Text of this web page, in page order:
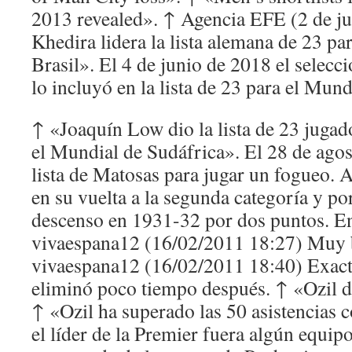
2013 revealed». ↑ Agencia EFE (2 de
Khedira lidera la lista alemana de 23
Brasil». El 4 de junio de 2018 el
lo incluyó en la lista de 23 para el
↑ «Joaquín Low dio la lista de 23
el Mundial de Sudáfrica». El 28 de
lista de Matosas para jugar un fogueo.
en su vuelta a la segunda categoría y
descenso en 1931-32 por dos puntos.
vivaespana12 (16/02/2011 18:27)
vivaespana12 (16/02/2011 18:40)
eliminó poco tiempo después. ↑ «Ozil
↑ «Ozil ha superado las 50 asistencias
el líder de la Premier fuera algún